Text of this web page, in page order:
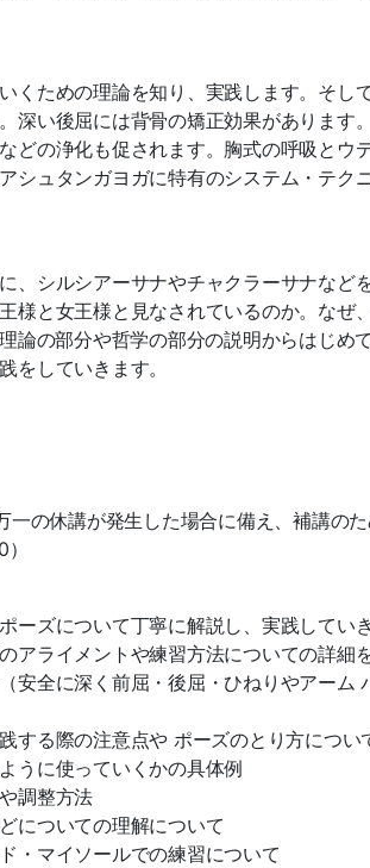
くための理論を知り、実践します。そし
深い後屈には背骨の矯正効果があります
どの浄化も促されます。胸式の呼吸とウ
シュタンガヨガに特有のシステム・テク
、シルシアーサナやチャクラーサナなど
様と女王様と見なされているのか。なぜ
論の部分や哲学の部分の説明からはじめ
をしていきます。
一の休講が発生した場合に備え、補講の
ーズについて丁寧に解説 し、実践してい
アライメントや練習方法についての詳細
安全に深く前屈・後屈・ひねりやアーム
する際の注意点や ポーズのとり方につい
うに使っていくかの具体例
調整方法
についての理解について
・マイソールでの練習について